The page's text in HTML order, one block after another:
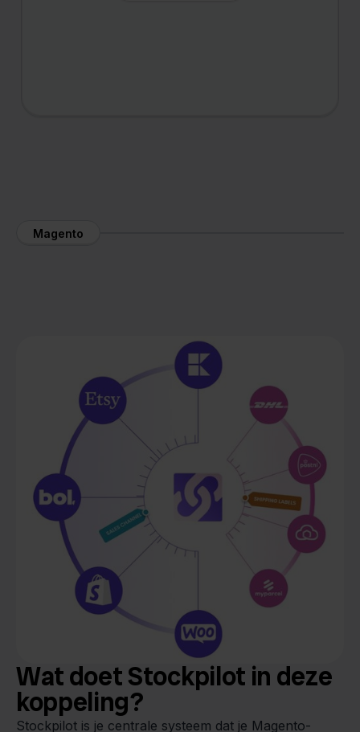
Magento
Wat doet Stockpilot in deze
koppeling?
Stockpilot is je centrale systeem dat je Magento-